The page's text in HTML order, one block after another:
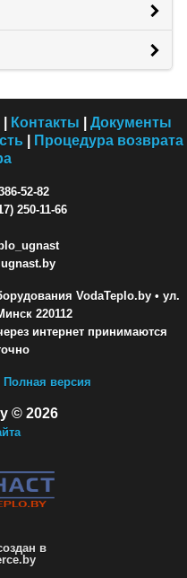
Контакты
Документы
Процедура возврата
52-82
250-11-66
VodaTeplo.by • ул.
220112
интернет принимаются
Полная версия
© 2026
в